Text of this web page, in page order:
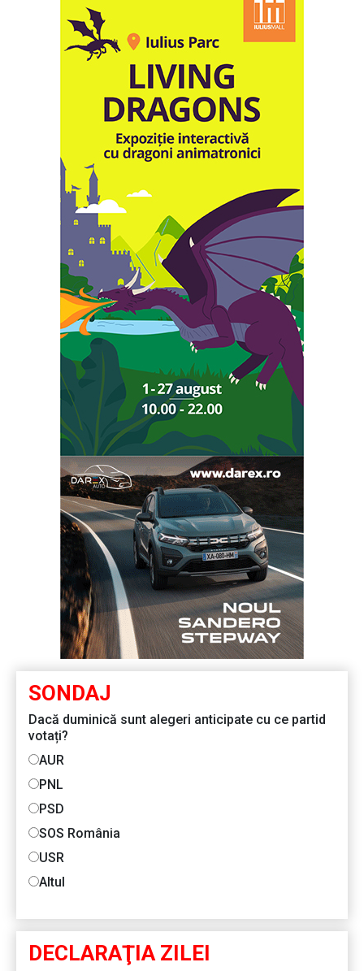
SONDAJ
Dacă duminică sunt alegeri anticipate cu ce partid
votați?
AUR
PNL
PSD
SOS România
USR
Altul
DECLARAŢIA ZILEI